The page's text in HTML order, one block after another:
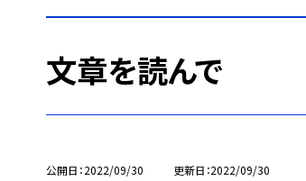
文章を読んで
公開日 2022/09/30 更新日 2022/09/30